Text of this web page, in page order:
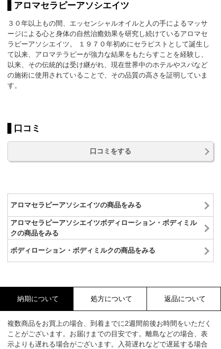
アロマセラピーアソシエイツ
３０年以上もの間、エッセンシャルオイルと人の手によるマッサ
ージによる心と身体の自然治癒効果を研究し続けているアロマセ
ラピーアソシエイツ。 １９７０年初めにセラピストとして誕生し
て以来、アロマテラピーが強力な結果をもたらすことを経験し、
以来、その伝統的は受け継がれ、現在世界中のホテルやスパなど
の施術に使用されていることで、その品質の高さを証明していま
す。
口コミ
口コミをする
アロマセラピーアソシエイツの商品をみる
アロマセラピーアソシエイツボディローション・ボディミル
クの商品をみる
ボディローション・ボディミルクの商品をみる
納期について 処方について 返品について
複数商品をお買上の場合、到着までに2週間前後お時間をいただく
ことがございます。お届けまでの目安です。離島などの場合、表
示よりも遅れる場合がございます。入荷遅れなどで遅延する場合